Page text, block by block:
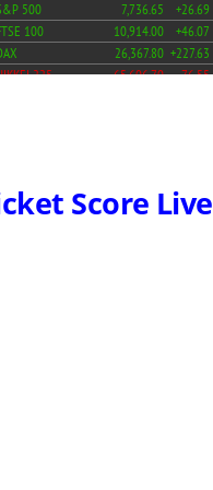
Score Live